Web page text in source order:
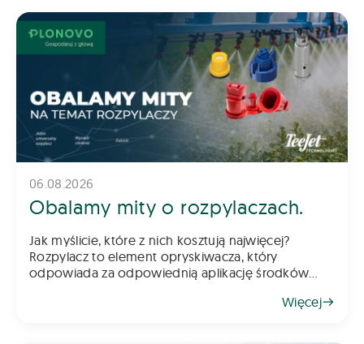
06.08.2026
Obalamy mity o rozpylaczach.
Jak myślicie, które z nich kosztują najwięcej?
Rozpylacz to element opryskiwacza, który
odpowiada za odpowiednią aplikację środków
Więcej